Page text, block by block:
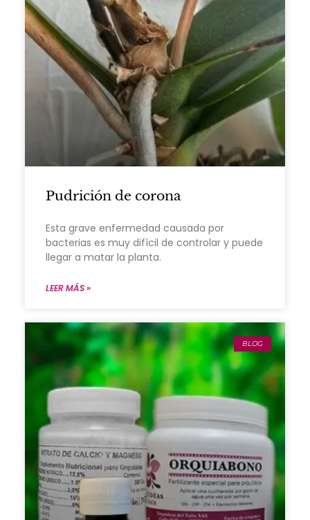
Pudrición de corona
Esta grave enfermedad causada por
bacterias es muy difícil de controlar y puede
llegar a matar la planta.
LEER MÁS »
BLOG